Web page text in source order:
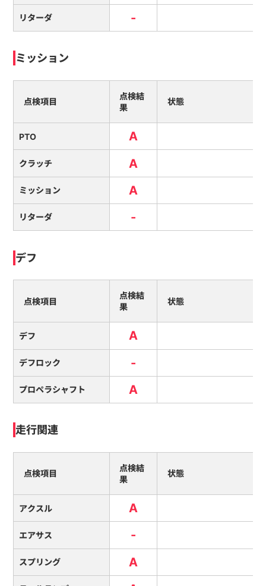
リターダ -
ミッション
点検項目
点検結
果
状態
PTO A
クラッチ A
ミッション A
リターダ -
デフ
点検項目
点検結
果
状態
デフ A
デフロック -
プロペラシャフト A
走行関連
点検項目
点検結
果
状態
アクスル A
エアサス -
スプリング A